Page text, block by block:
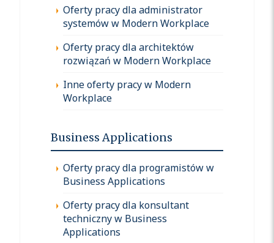
Oferty pracy dla administrator
systemów w Modern Workplace
Oferty pracy dla architektów
rozwiązań w Modern Workplace
Inne oferty pracy w Modern
Workplace
Business Applications
Oferty pracy dla programistów w
Business Applications
Oferty pracy dla konsultant
techniczny w Business
Applications